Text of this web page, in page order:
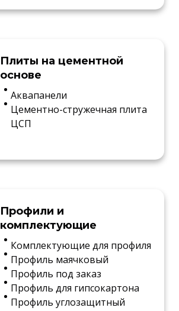
Плиты на цементной
основе
Аквапанели
Цементно-стружечная плита
ЦСП
Профили и
комплектующие
Комплектующие для профиля
Профиль маячковый
Профиль под заказ
Профиль для гипсокартона
Профиль углозащитный